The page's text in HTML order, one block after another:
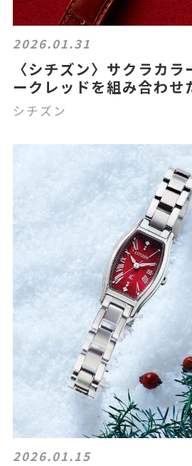
2026.01.31
〈シチズン〉サクラカ
ークレッドを組み合わせ
登場♪
シチズン
2026.01.15